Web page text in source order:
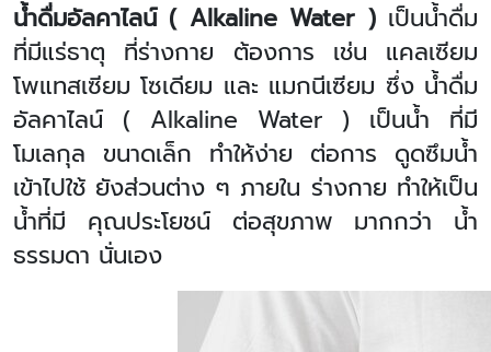
น้ำดื่มอัลคาไลน์ ( Alkaline Water )เป็นน้ำดื่ม
ที่มีแร่ธาตุ ที่ร่างกาย ต้องการ เช่น แคลเซียม
โพแทสเซียม โซเดียม และ แมกนีเซียม ซึ่ง น้ำดื่ม
อัลคาไลน์ ( Alkaline Water ) เป็นน้ำ ที่มี
โมเลกุล ขนาดเล็ก ทำให้ง่าย ต่อการ ดูดซึมน้ำ
เข้าไปใช้ ยังส่วนต่าง ๆ ภายใน ร่างกาย ทำให้เป็น
น้ำที่มี คุณประโยชน์ ต่อสุขภาพ มากกว่า น้ำ
ธรรมดา นั่นเอง